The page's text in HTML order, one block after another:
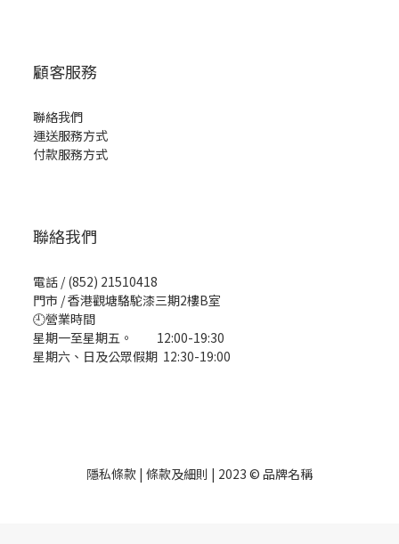
顧客服務
聯絡我們
運送服務方式
付款服務方式
聯絡我們
電話 / (852) 21510418
門市 / 香港觀塘駱駝漆三期2樓B室
🕘營業時間
星期一至星期五。 12:00-19:30
星期六、日及公眾假期 12:30-19:00
隱私條款 | 條款及細則 | 2023 © 品牌名稱